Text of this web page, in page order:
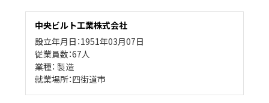
中央ビルト工業株式会社
設立年月日：1951年03月07日
従業員数：67人
業種：製造
就業場所：四街道市